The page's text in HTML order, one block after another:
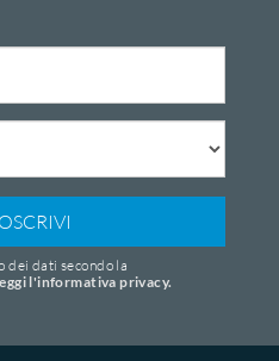
dei dati secondo la
l'informativa privacy.